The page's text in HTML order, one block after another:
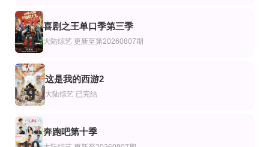
8
喜剧之王单口季第三季
大陆综艺 更新至第20260807期
9
这是我的西游2
大陆综艺 已完结
奔跑吧第十季